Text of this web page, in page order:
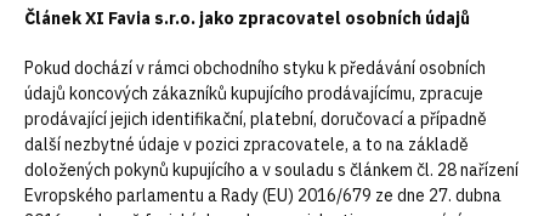
Článek XI Favia s.r.o. jako zpracovatel osobních údajů
Pokud dochází v rámci obchodního styku k předávání osobních
údajů koncových zákazníků kupujícího prodávajícímu, zpracuje
prodávající jejich identifikační, platební, doručovací a případně
další nezbytné údaje v pozici zpracovatele, a to na základě
doložených pokynů kupujícího a v souladu s článkem čl. 28 nařízení
Evropského parlamentu a Rady (EU) 2016/679 ze dne 27. dubna